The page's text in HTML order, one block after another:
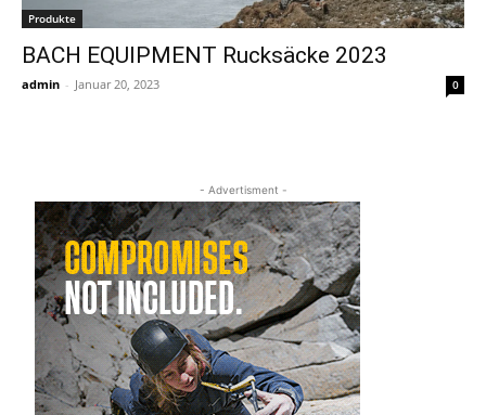
Produkte
BACH EQUIPMENT Rucksäcke 2023
admin - Januar 20, 2023 0
- Advertisment -